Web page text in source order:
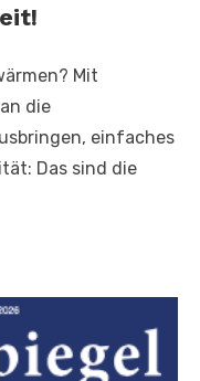
Mit
die
einfaches
Das sind die